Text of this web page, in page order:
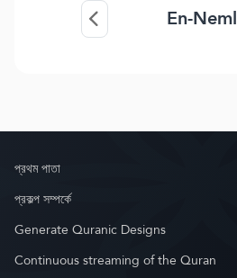
En-Neml
প্রথম পাতা
প্রকল্প সম্পর্কে
Generate Quranic Designs
Continuous streaming of the Quran